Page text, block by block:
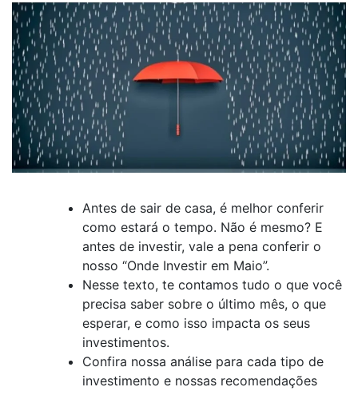
Antes de sair de casa, é melhor conferir
como estará o tempo. Não é mesmo? E
antes de investir, vale a pena conferir o
nosso “Onde Investir em Maio”.
Nesse texto, te contamos tudo o que você
precisa saber sobre o último mês, o que
esperar, e como isso impacta os seus
investimentos.
Confira nossa análise para cada tipo de
investimento e nossas recomendações